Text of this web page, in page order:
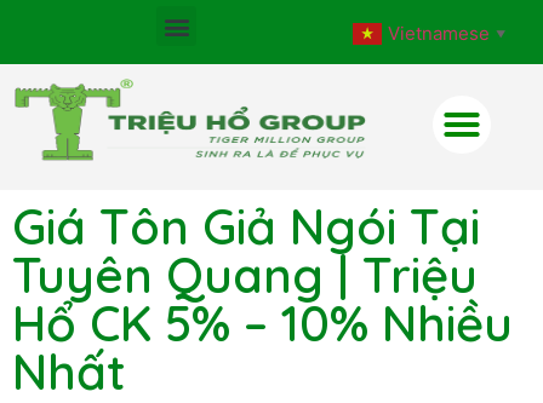
Vietnamese ▼
Giá Tôn Giả Ngói Tại
Tuyên Quang | Triệu
Hổ CK 5% – 10% Nhiều
Nhất